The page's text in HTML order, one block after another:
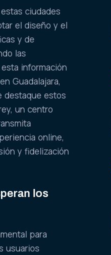
ciudades
el diseño y el
y de
las
información
Guadalajara,
destaque estos
un centro
online,
y fidelización
los
para
usuarios